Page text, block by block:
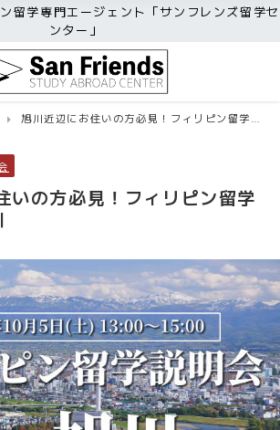
留学専門エージェント「サンフレンズ留学セ
ンター」
旭川近辺にお住いの方必見！フィリピン留学説
いの方必見！フィリピン留学